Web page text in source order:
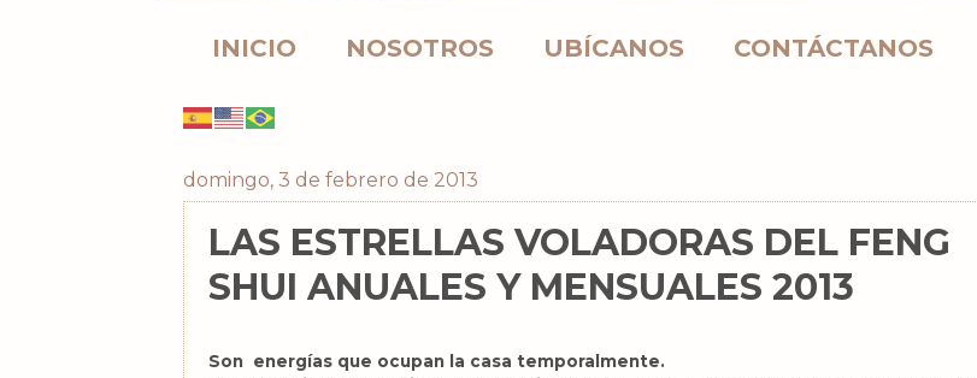
INICIO NOSOTROS UBÍCANOS CONTÁCTANOS
domingo, 3 de febrero de 2013
LAS ESTRELLAS VOLADORAS DEL FENG
SHUI ANUALES Y MENSUALES 2013
Son energías que ocupan la casa temporalmente.